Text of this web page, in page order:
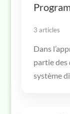
3 articles
Dans
partie des
système